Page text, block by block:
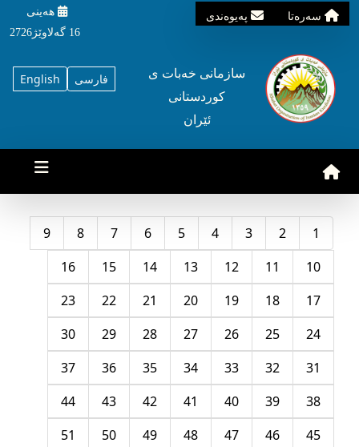
سه‌ره‌تا په‌یوه‌ندی
هه‌ینی
16 گه‌لاوێژ2726
English فارسی
سازمانی خه‌بات ی
کوردستانی
ئێران
1
2
3
4
5
6
7
8
9
10
11
12
13
14
15
16
17
18
19
20
21
22
23
24
25
26
27
28
29
30
31
32
33
34
35
36
37
38
39
40
41
42
43
44
45
46
47
48
49
50
51